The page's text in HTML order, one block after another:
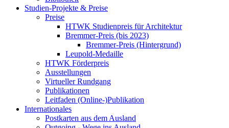
Studien-Projekte & Preise
Preise
HTWK Studienpreis für Architektur
Bremmer-Preis (bis 2023)
Bremmer-Preis (Hintergrund)
Leupold-Medaille
HTWK Förderpreis
Ausstellungen
Virtueller Rundgang
Publikationen
Leitfaden (Online-)Publikation
Internationales
Postkarten aus dem Ausland